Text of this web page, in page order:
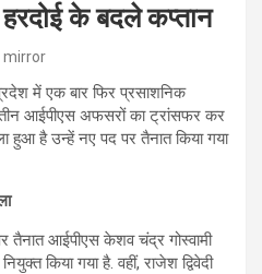
के बदले कप्तान
mirror
में एक बार फिर प्रसाशनिक
आईपीएस अफसरों का ट्रांसफर कर
हुआ है उन्‍हें नए पद पर तैनात किया गया
तैनात आईपीएस केशव चंद्र गोस्वामी
किया गया है. वहीं, राजेश द्विवेदी